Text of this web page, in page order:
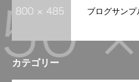
ブログサンプ
カテゴリー